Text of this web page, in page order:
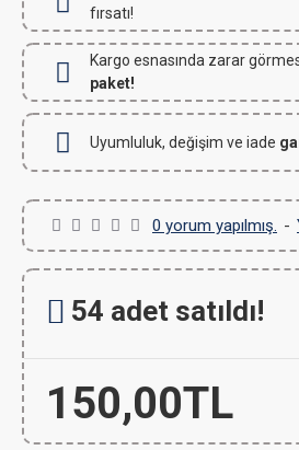
fırsatı!
Kargo esnasında zarar
paket!
Uyumluluk, değişim ve iade
0 yorum yapılmış. -
150,00TL
54 adet satıldı!